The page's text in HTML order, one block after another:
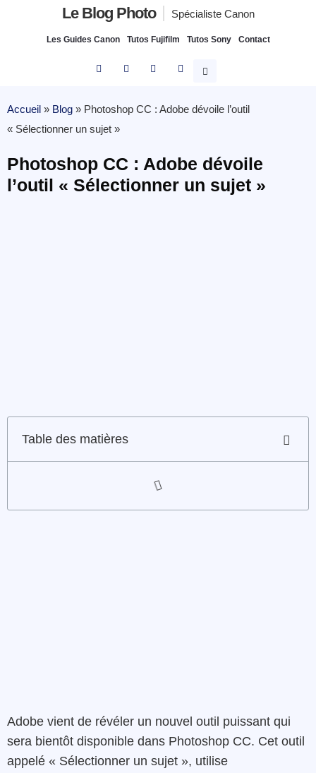
Le Blog Photo Spécialiste Canon
Les Guides Canon Tutos Fujifilm Tutos Sony Contact
Accueil » Blog » Photoshop CC : Adobe dévoile l’outil
« Sélectionner un sujet »
Photoshop CC : Adobe dévoile
l’outil « Sélectionner un sujet »
Table des matières
Adobe vient de révéler un nouvel outil puissant qui
sera bientôt disponible dans Photoshop CC. Cet outil
appelé « Sélectionner un sujet », utilise